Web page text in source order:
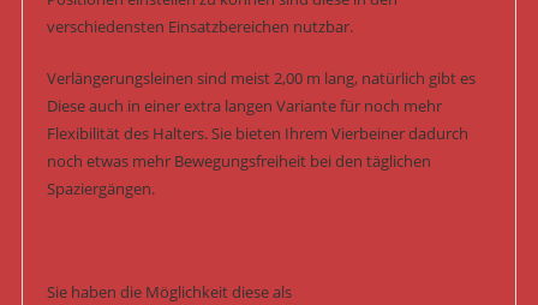
verschiedensten Einsatzbereichen nutzbar.
Verlängerungsleinen sind meist 2,00 m lang, natürlich gibt es
Diese auch in einer extra langen Variante für noch mehr
Flexibilität des Halters. Sie bieten Ihrem Vierbeiner dadurch
noch etwas mehr Bewegungsfreiheit bei den täglichen
Spaziergängen.
Sie haben die Möglichkeit diese als